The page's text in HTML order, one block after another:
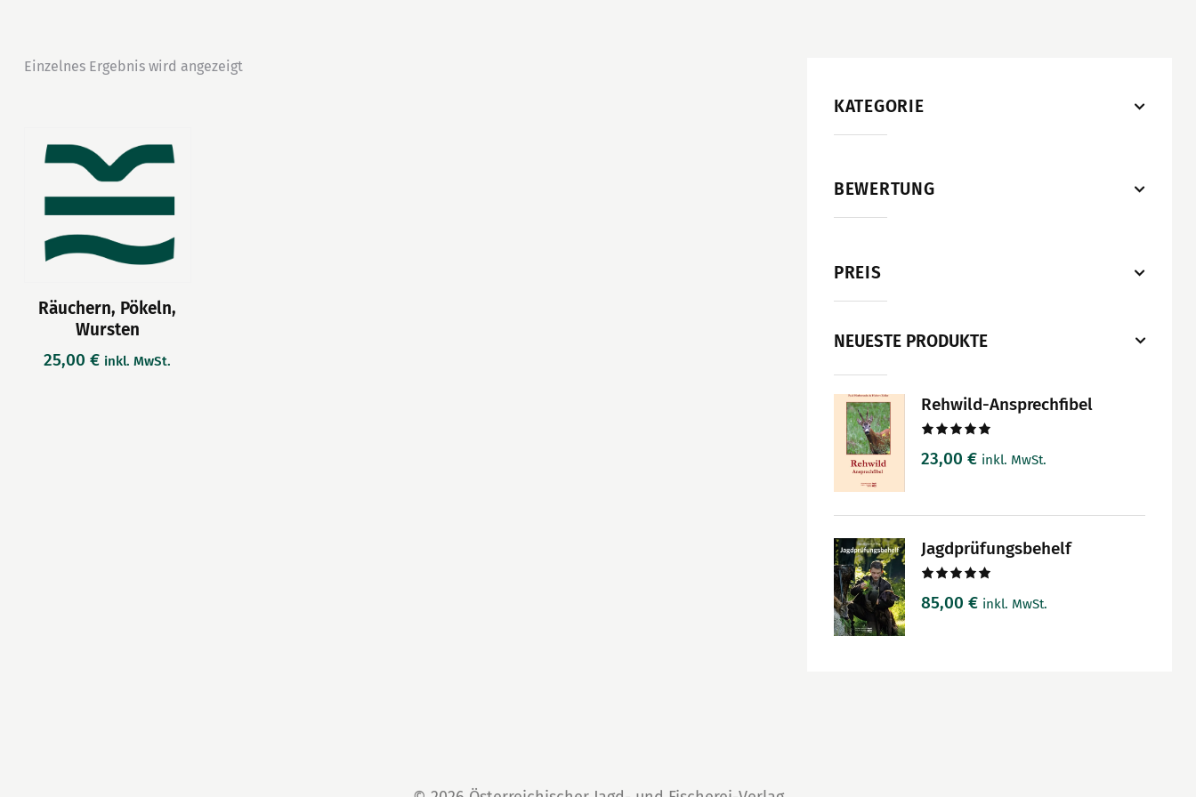
Einzelnes Ergebnis wird angezeigt
Räuchern, Pökeln,
Wursten
25,00€ inkl. MwSt.
KATEGORIE
BEWERTUNG
PREIS
NEUESTE PRODUKTE
Rehwild-Ansprechfibel
mit5.00
23,00 € inkl. MwSt.
Jagdprüfungsbehelf
mit5.00
85,00 € inkl. MwSt.